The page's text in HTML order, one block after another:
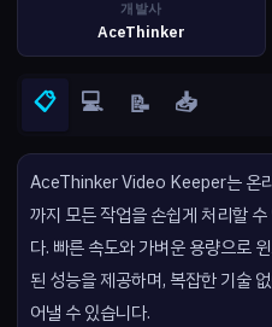
개발사
AceThinker
📋 💻 📝 📥
AceThinker Video Keeper는 온
까지 모든 작업을 손쉽게 처리할
다. 빠른 속도와 가벼운 용량으로
된 성능을 제공하며, 복잡한 기술
어낼 수 있습니다.